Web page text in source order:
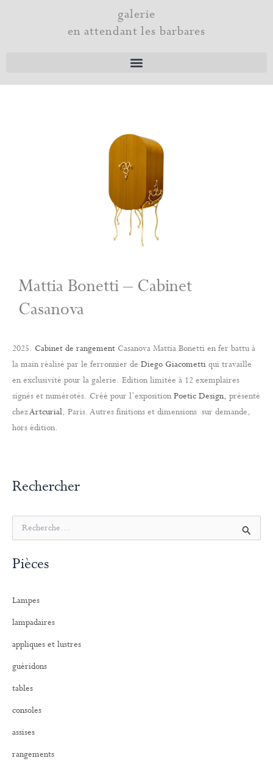
galerie
en attendant les barbares
Mattia Bonetti – Cabinet
Casanova
2025. Cabinet de rangement Casanova Mattia Bonetti en fer battu à
la main réalisé par le ferronnier de Diego Giacometti qui travaille
en exclusivité pour la galerie. Edition limitée à 12 exemplaires
signés et numérotés. Créé pour l’exposition Poetic Design, présenté
chezArtcurial, Paris. Autres finitions et dimensions sur demande,
hors édition.
Rechercher
e
h
c
e
:
Pièces
Lampes
lampadaires
appliques et lustres
guéridons
tables
consoles
assises
rangements